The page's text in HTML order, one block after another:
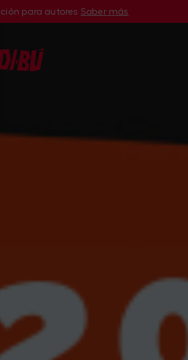
para autores Saber más